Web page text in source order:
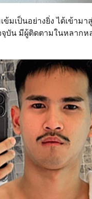
เป็นอย่างยิ่ง ได้เข้าม
จุบัน มีผู้ติดตามในหลาก